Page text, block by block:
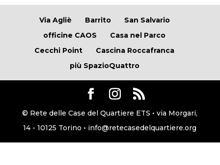
Via Agliè Barrito
San Salvario
officine CAOS
Casa nel Parco
Cecchi Point
Cascina Roccafranca
più SpazioQuattro
© Rete delle Case del Quartiere ETS • via Morgari,
14 - 10125 Torino • info@retecasedelquartiere.org